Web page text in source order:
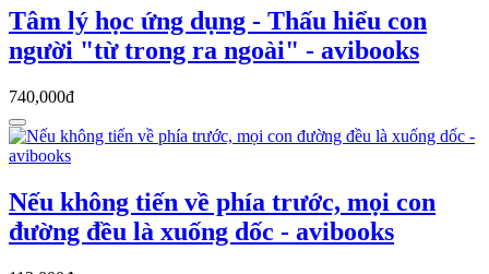
Tâm lý học ứng dụng - Thấu hiểu con
người "từ trong ra ngoài" - avibooks
740,000đ
Nếu không tiến về phía trước, mọi con
đường đều là xuống dốc - avibooks